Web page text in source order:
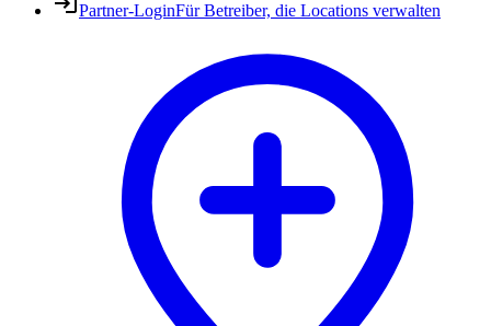
Partner-LoginFür Betreiber, die Locations verwalten